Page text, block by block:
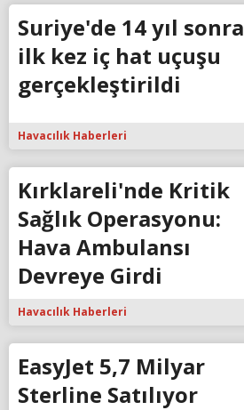
Suriye'de 14 yıl sonra
ilk kez iç hat uçuşu
gerçekleştirildi
Havacılık Haberleri
Kırklareli'nde Kritik
Sağlık Operasyonu:
Hava Ambulansı
Devreye Girdi
Havacılık Haberleri
EasyJet 5,7 Milyar
Sterline Satılıyor